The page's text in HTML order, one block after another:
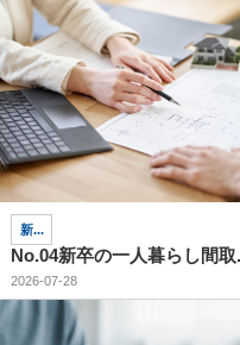
新...
No.04新卒の一人暮らし間取
2026-07-28